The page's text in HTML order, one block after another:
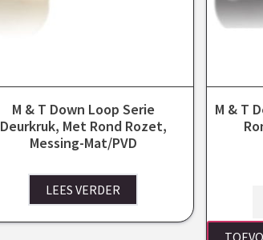
M & T Down Loop Serie
Deurkruk, Met Rond Rozet,
Messing-Mat/PVD
LEES VERDER
M & T